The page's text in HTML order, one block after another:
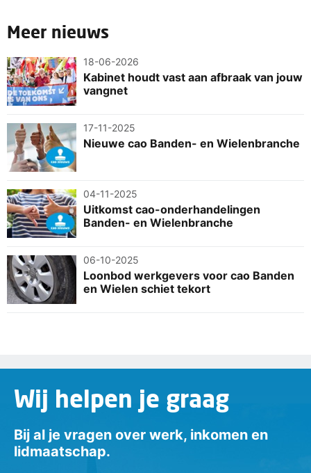
Meer nieuws
18-06-2026
Kabinet houdt vast aan afbraak van jouw
vangnet
17-11-2025
Nieuwe cao Banden- en Wielenbranche
04-11-2025
Uitkomst cao-onderhandelingen
Banden- en Wielenbranche
06-10-2025
Loonbod werkgevers voor cao Banden
en Wielen schiet tekort
Wij helpen je graag
Bij al je vragen over werk, inkomen en
lidmaatschap.